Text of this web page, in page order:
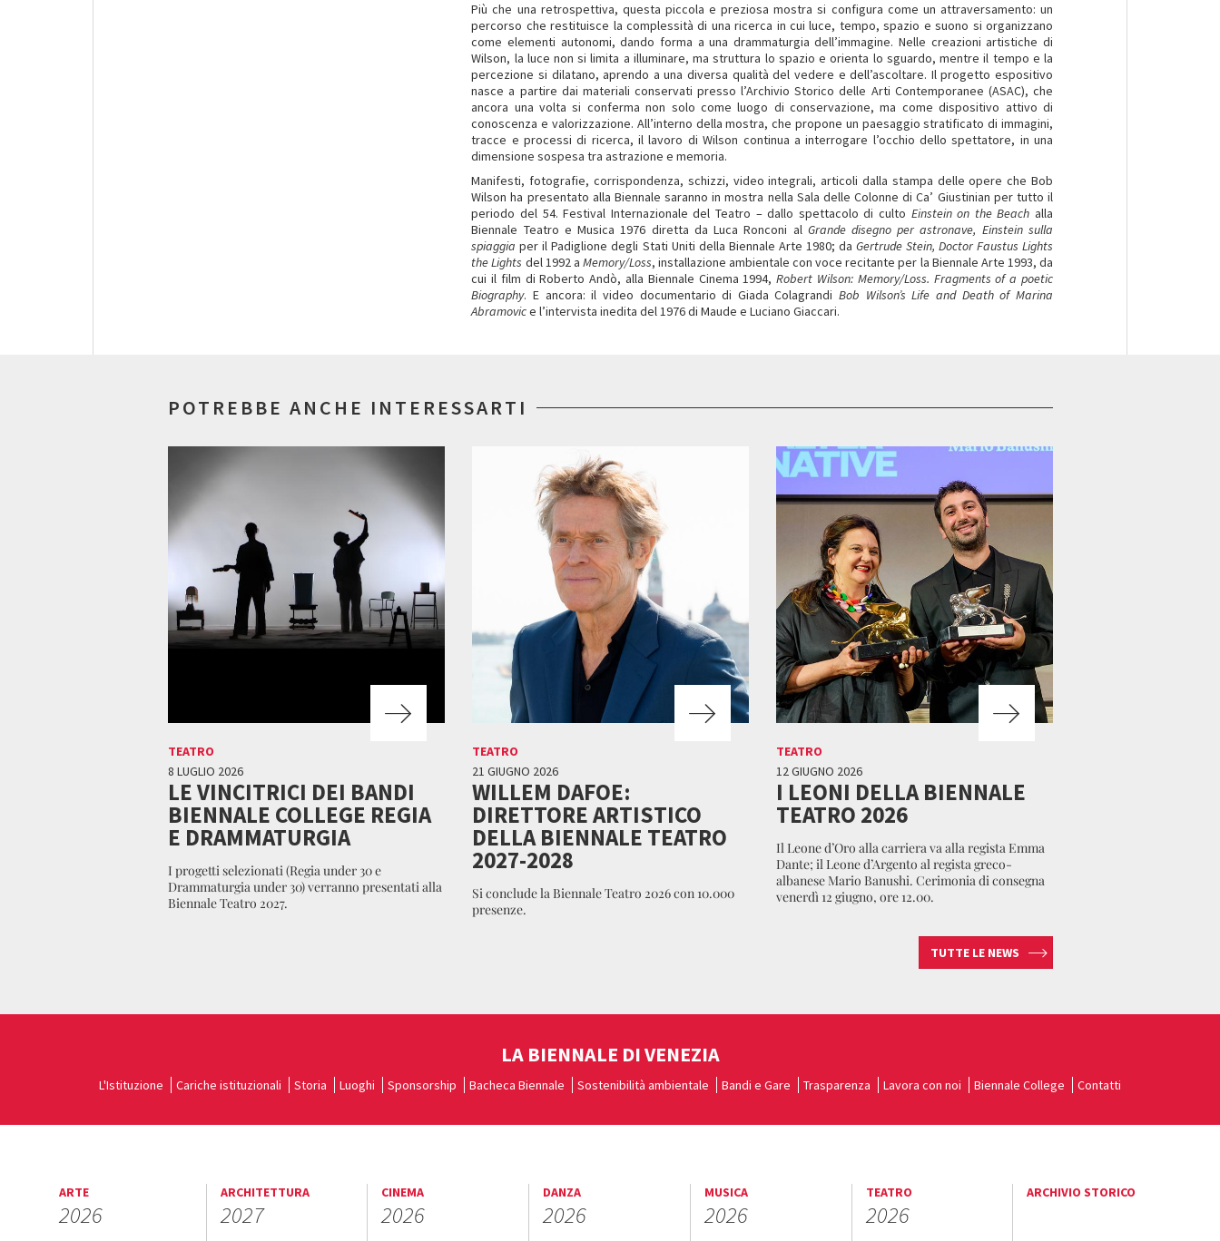
Più che una retrospettiva, questa piccola e preziosa mostra si configura come un attraversamento: un
percorso che restituisce la complessità di una ricerca in cui luce, tempo, spazio e suono si organizzano
come elementi autonomi, dando forma a una drammaturgia dell’immagine. Nelle creazioni artistiche di
Wilson, la luce non si limita a illuminare, ma struttura lo spazio e orienta lo sguardo, mentre il tempo e la
percezione si dilatano, aprendo a una diversa qualità del vedere e dell’ascoltare. Il progetto espositivo
nasce a partire dai materiali conservati presso l’Archivio Storico delle Arti Contemporanee (ASAC), che
ancora una volta si conferma non solo come luogo di conservazione, ma come dispositivo attivo di
conoscenza e valorizzazione. All’interno della mostra, che propone un paesaggio stratificato di immagini,
tracce e processi di ricerca, il lavoro di Wilson continua a interrogare l’occhio dello spettatore, in una
dimensione sospesa tra astrazione e memoria.
Manifesti, fotografie, corrispondenza, schizzi, video integrali, articoli dalla stampa delle opere che Bob
Wilson ha presentato alla Biennale saranno in mostra nella Sala delle Colonne di Ca’ Giustinian per tutto il
periodo del 54. Festival Internazionale del Teatro – dallo spettacolo di culto Einstein on the Beach alla
Biennale Teatro e Musica 1976 diretta da Luca Ronconi al Grande disegno per astronave, Einstein sulla
spiaggia per il Padiglione degli Stati Uniti della Biennale Arte 1980; da Gertrude Stein, Doctor Faustus Lights
the Lights del 1992 a Memory/Loss, installazione ambientale con voce recitante per la Biennale Arte 1993, da
cui il film di Roberto Andò, alla Biennale Cinema 1994,Robert Wilson: Memory/Loss. Fragments of a poetic
Biography. E ancora: il video documentario di Giada ColagrandiBob Wilson’s Life and Death of Marina
Abramovice l’intervista inedita del 1976 di Maude e Luciano Giaccari.
POTREBBE ANCHE INTERESSARTI
TEATRO
8 LUGLIO 2026
LE VINCITRICI DEI BANDI
BIENNALE COLLEGE REGIA
E DRAMMATURGIA
I progetti selezionati (Regia under 30 e
Drammaturgia under 30) verranno presentati alla
Biennale Teatro 2027.
TEATRO
21 GIUGNO 2026
WILLEM DAFOE:
DIRETTORE ARTISTICO
DELLA BIENNALE TEATRO
2027-2028
Si conclude la Biennale Teatro 2026 con 10.000
presenze.
TEATRO
12 GIUGNO 2026
I LEONI DELLA BIENNALE
TEATRO 2026
Il Leone d’Oro alla carriera va alla regista Emma
Dante; il Leone d’Argento al regista greco-
albanese Mario Banushi. Cerimonia di consegna
venerdì 12 giugno, ore 12.00.
TUTTE LE NEWS
LA BIENNALE DI VENEZIA
L'Istituzione Cariche istituzionali Storia Luoghi Sponsorship Bacheca Biennale Sostenibilità ambientale Bandi e Gare Trasparenza Lavora con noi Biennale College Contatti
ARTE
2026
ARCHITETTURA
2027
CINEMA
2026
DANZA
2026
MUSICA
2026
TEATRO
2026
ARCHIVIO STORICO